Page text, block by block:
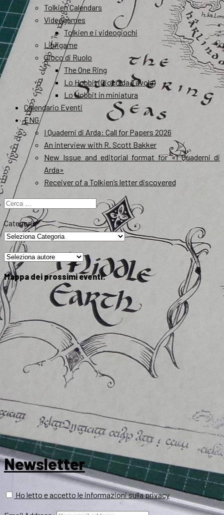
Tolkien Calendars
Videogames
Tolkien e i videogiochi
Librigame
Gioco di Ruolo
The One Ring
Lo Hobbit (Gioco da Tavola)
Lo Hobbit in miniatura
Calendario Eventi
ENG
I Quaderni di Arda: Call for Papers 2026
An interview with R. Scott Bakker
New Issue and editorial format for «I Quaderni di
Arda»
Receiver of a Tolkien’s letter discovered
Ricerca
per:
Categorie
Mappa dei prossimi eventi:
Newsletter
Ho letto e accetto le informazioni sulla privacy